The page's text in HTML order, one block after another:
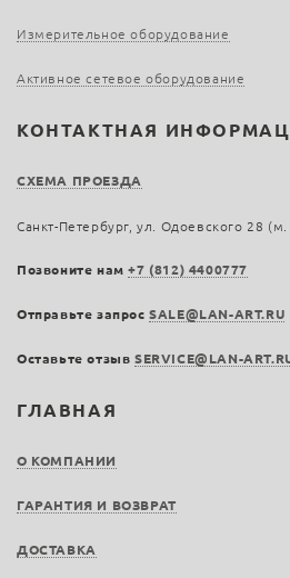
ГЛАВНАЯ
О КОМПАНИИ
ГАРАНТИЯ И ВОЗВРАТ
ДОСТАВКА
Измерительное оборудование
Активное сетевое оборудование
КОНТАКТНАЯ
СХЕМА ПРОЕЗДА
Санкт-Петербург, ул. Одоевского 28
Позвоните нам+7 (812) 4400777
Отправьте запросSALE@LAN-ART.RU
Оставьте отзыв SERVICE@LAN-